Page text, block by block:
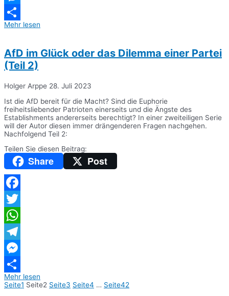
Messenger
Teilen
Mehr lesen
AfD im Glück oder das Dilemma einer Partei
(Teil 2)
Holger Arppe 28. Juli 2023
Ist die AfD bereit für die Macht? Sind die Euphorie
freiheitsliebender Patrioten einerseits und die Ängste des
Establishments andererseits berechtigt? In einer zweiteiligen Serie
will der Autor diesen immer drängenderen Fragen nachgehen.
Nachfolgend Teil 2:
Teilen Sie diesen Beitrag:
Share Post
Facebook
Twitter
WhatsApp
Telegram
Messenger
Teilen
Mehr lesen
Seite1 Seite2 Seite3 Seite4 … Seite42